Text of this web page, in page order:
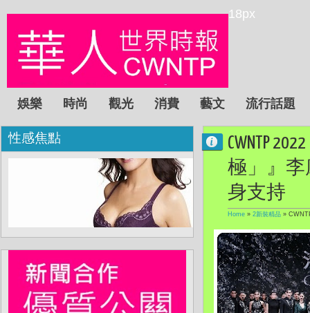
18px
娛樂 時尚 觀光 消費 藝文 流行話題
CWNTP
極」』李
身支持
Home » 2新裝精品 »
性感焦點